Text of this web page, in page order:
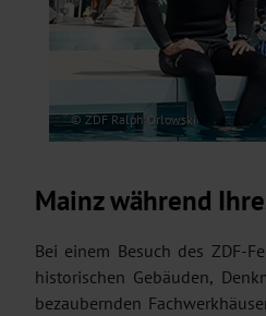
© ZDF Ralph Orlowski
Mainz während
Bei einem Besuch des ZDF-
historischen Gebäuden,
bezaubernden